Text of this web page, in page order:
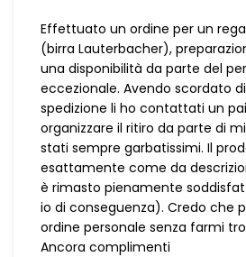
Effettuato un ordine per un
(birra Lauterbacher),
una disponibilità da parte del
eccezionale. Avendo scordato
spedizione li ho contattati un
organizzare il ritiro da parte di
stati sempre garbatissimi. Il
esattamente come da
è rimasto pienamente
io di conseguenza). Credo che
ordine personale senza farmi
Ancora complimenti